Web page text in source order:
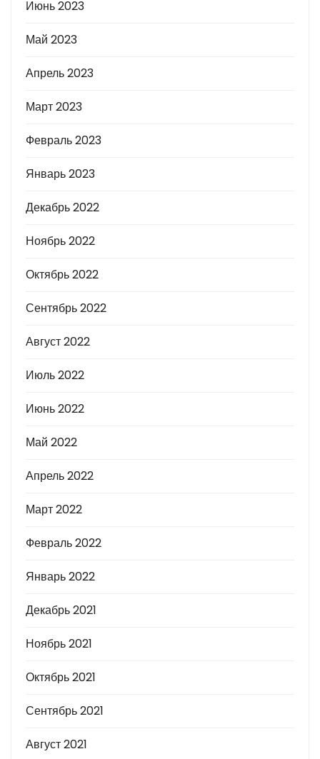
Июнь 2023
Май 2023
Апрель 2023
Март 2023
Февраль 2023
Январь 2023
Декабрь 2022
Ноябрь 2022
Октябрь 2022
Сентябрь 2022
Август 2022
Июль 2022
Июнь 2022
Май 2022
Апрель 2022
Март 2022
Февраль 2022
Январь 2022
Декабрь 2021
Ноябрь 2021
Октябрь 2021
Сентябрь 2021
Август 2021